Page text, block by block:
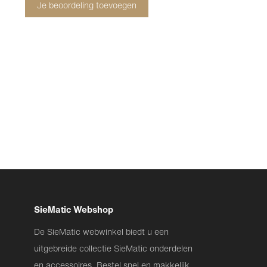
Je beoordeling toevoegen
SieMatic Webshop
De SieMatic webwinkel biedt u een
uitgebreide collectie SieMatic onderdelen